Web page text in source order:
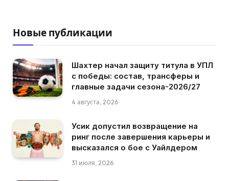
Новые публикации
Шахтер начал защиту титула в УПЛ
с победы: состав, трансферы и
главные задачи сезона-2026/27
4 августа, 2026
Усик допустил возвращение на
ринг после завершения карьеры и
высказался о бое с Уайлдером
31 июля, 2026